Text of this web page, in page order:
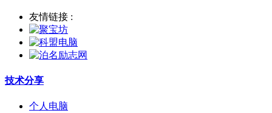
友情链接 :
技术分享
个人电脑